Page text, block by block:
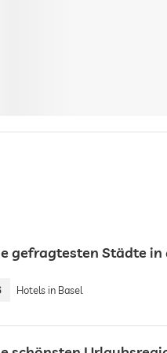
gefragtesten Städte in
Hotels in Basel